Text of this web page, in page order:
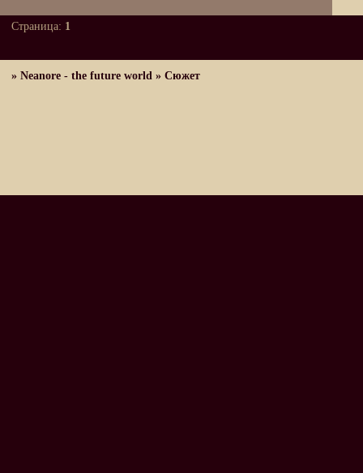
Страница: 1
»Neanore - the future world »Сюжет